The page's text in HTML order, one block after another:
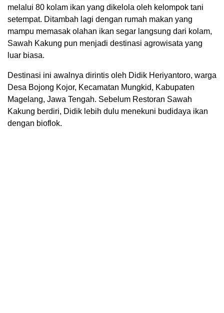
melalui 80 kolam ikan yang dikelola oleh kelompok tani
setempat. Ditambah lagi dengan rumah makan yang
mampu memasak olahan ikan segar langsung dari kolam,
Sawah Kakung pun menjadi destinasi agrowisata yang
luar biasa.
Destinasi ini awalnya dirintis oleh Didik Heriyantoro, warga
Desa Bojong Kojor, Kecamatan Mungkid, Kabupaten
Magelang, Jawa Tengah. Sebelum Restoran Sawah
Kakung berdiri, Didik lebih dulu menekuni budidaya ikan
dengan bioflok.